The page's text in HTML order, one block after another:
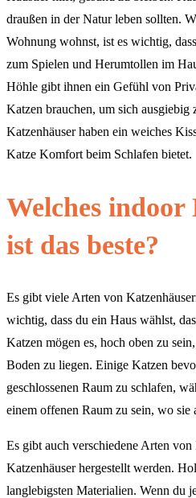
draußen in der Natur leben sollten.
Wohnung wohnst, ist es wichtig,
zum Spielen und Herumtollen im
Höhle gibt ihnen ein Gefühl von
Katzen brauchen, um sich ausgiebig
Katzenhäuser haben ein weiches
Katze Komfort beim Schlafen bietet.
Welches indoor
ist das beste?
Es gibt viele Arten von
wichtig, dass du ein Haus wählst,
Katzen mögen es, hoch oben zu
Boden zu liegen. Einige Katzen
geschlossenen Raum zu schlafen,
einem offenen Raum zu sein, wo sie
Es gibt auch verschiedene Arten von
Katzenhäuser hergestellt werden.
langlebigsten Materialien. Wenn du